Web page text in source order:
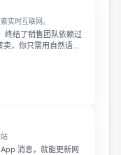
实时互联网。
终结了销售团队依赖过
，你只需用自然语言
消息，就能更新网